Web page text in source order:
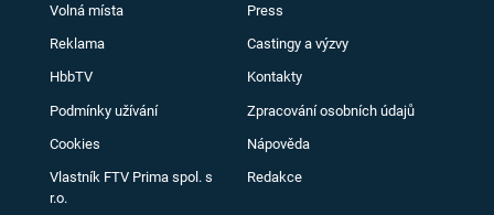
Volná místa Press
Reklama Castingy a výzvy
HbbTV Kontakty
Podmínky užívání Zpracování osobních údajů
Cookies Nápověda
Vlastník FTV Prima spol. s
r.o.
Redakce